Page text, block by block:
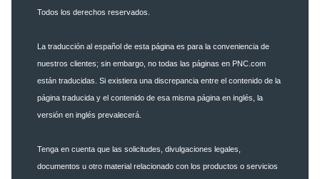
Todos los derechos reservados.
La traducción al español de esta página es para la conveniencia de
nuestros clientes; sin embargo, no todas las páginas en PNC.com
están traducidas. Si existiera una discrepancia entre el contenido de la
página traducida y el contenido de esa misma página en inglés, la
versión en inglés prevalecerá.
Tenga en cuenta que las solicitudes, divulgaciones legales,
documentos u otro material relacionado con los productos o servicios